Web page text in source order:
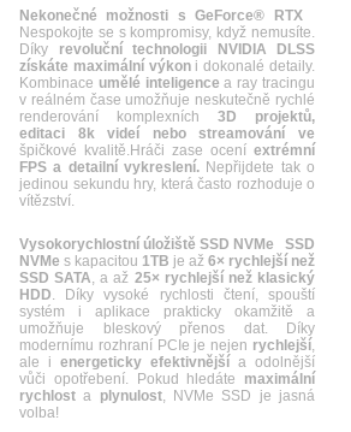
Nekonečné možnosti s GeForce® RTX
Nespokojte se s kompromisy, když nemusíte.
Díky
revoluční technologii NVIDIA DLSS
získáte maximální výkoni dokonalé detaily.
Kombinace umělé inteligence a ray tracingu
v reálném čase umožňuje neskutečně rychlé
renderování komplexních 3D projektů,
editaci 8k videí nebo streamování ve
špičkové kvalitě.Hráči zase ocení extrémní
FPS a detailní vykreslení. Nepřijdete tak o
jedinou sekundu hry, která často rozhoduje o
vítězství.
Vysokorychlostní úložiště SSD NVMe
SSD
NVMe s kapacitou 1TB je až 6× rychlejší než
SSD SATA, a až 25× rychlejší než klasický
HDD. Díky vysoké rychlosti čtení, spouští
systém i aplikace prakticky okamžitě a
umožňuje bleskový přenos dat. Díky
modernímu rozhraní PCIe je nejen rychlejší,
ale i energeticky efektivnější a odolnější
vůči opotřebení. Pokud hledáte maximální
rychlost a plynulost, NVMe SSD je jasná
volba!